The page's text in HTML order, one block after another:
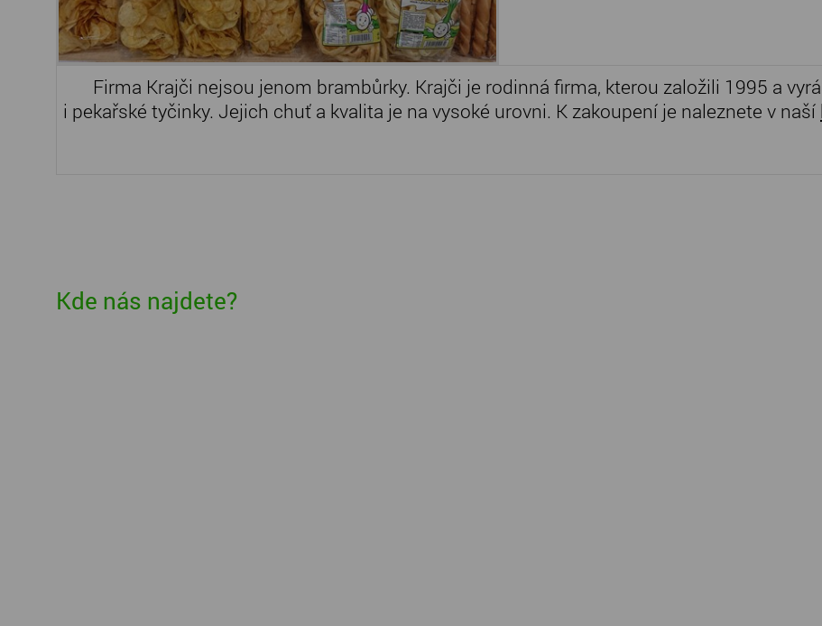
Firma Krajči nejsou jenom brambůrky. Krajči je rodinná firma, kterou založili 1995 a
i pekařské tyčinky. Jejich chuť a kvalita je na vysoké urovni. K zakoupení je naleznete v naší
Kde nás najdete?